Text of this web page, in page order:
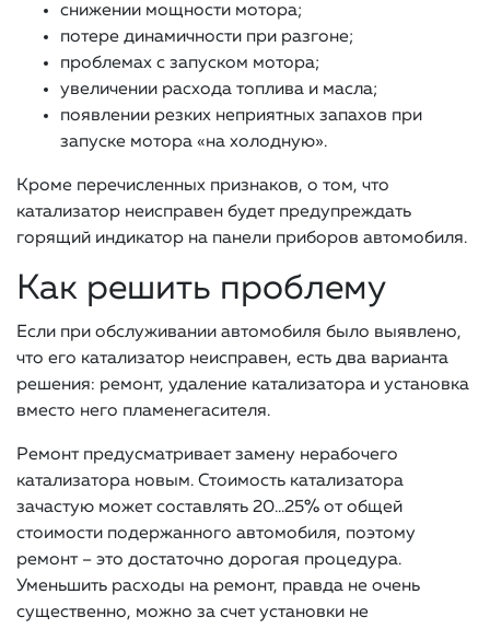
снижении мощности мотора;
потере динамичности при разгоне;
проблемах с запуском мотора;
увеличении расхода топлива и масла;
появлении резких неприятных запахов при
запуске мотора «на холодную».
Кроме перечисленных признаков, о том, что
катализатор неисправен будет предупреждать
горящий индикатор на панели приборов автомобиля.
Как решить проблему
Если при обслуживании автомобиля было выявлено,
что его катализатор неисправен, есть два варианта
решения: ремонт, удаление катализатора и установка
вместо него пламенегасителя.
Ремонт предусматривает замену нерабочего
катализатора новым. Стоимость катализатора
зачастую может составлять 20…25% от общей
стоимости подержанного автомобиля, поэтому
ремонт – это достаточно дорогая процедура.
Уменьшить расходы на ремонт, правда не очень
существенно, можно за счет установки не